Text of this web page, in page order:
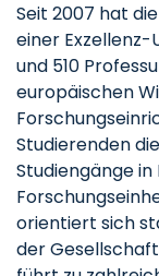
Seit 2007 hat
einer
und 510
europäischen
Studierenden
Studiengänge
orientiert sich
der